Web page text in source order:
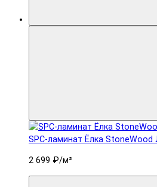
SPC-ламинат Ëлка StoneWood
2 699 ₽/м²